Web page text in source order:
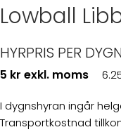
Lowball
HYRPRIS PER
5 kr exkl. moms
I dygnshyran ingår
Transportkostnad